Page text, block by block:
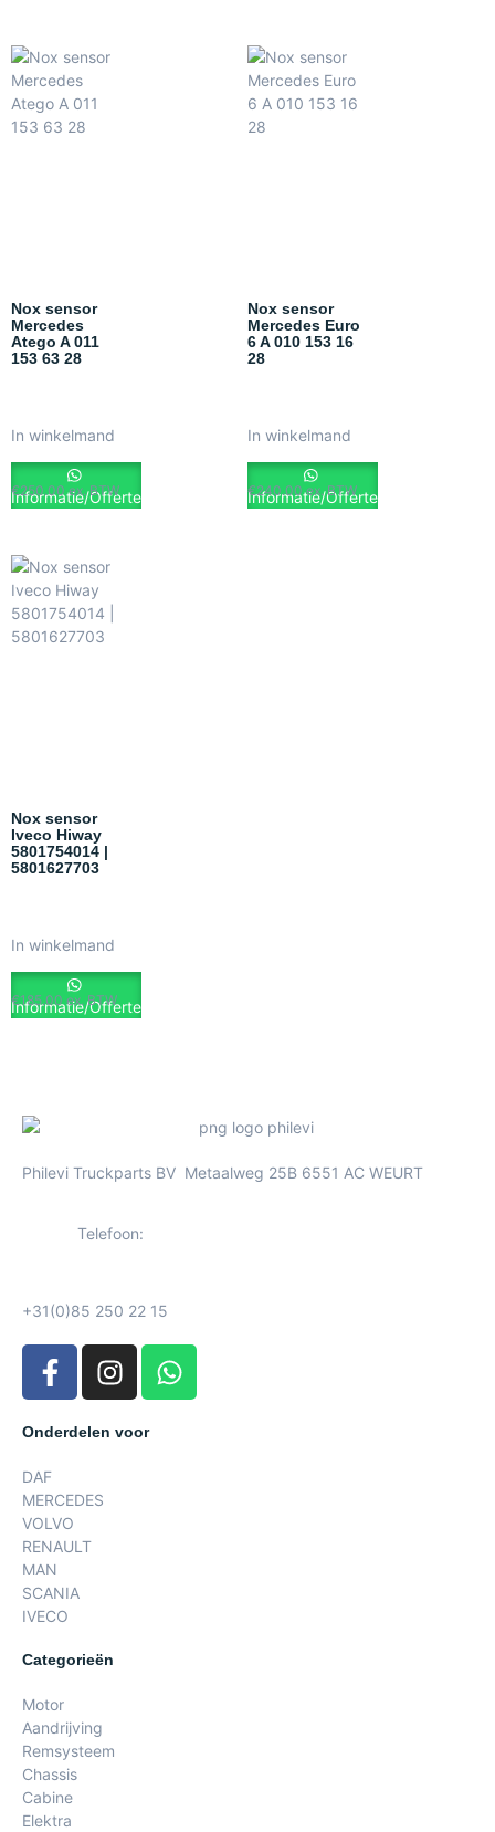
Nox sensor
Mercedes
Atego A 011
153 63 28
€250.00 ex. BTW
In winkelmand
Informatie/Offerte
Nox sensor
Mercedes Euro
6 A 010 153 16
28
€240.00 ex. BTW
In winkelmand
Informatie/Offerte
Nox sensor
Iveco Hiway
5801754014 |
5801627703
€185.00 ex. BTW
In winkelmand
Informatie/Offerte
Philevi Truckparts BV Metaalweg 25B 6551 AC WEURT
Telefoon:
+31(0)85 250 22 15
Onderdelen voor
DAF
MERCEDES
VOLVO
RENAULT
MAN
SCANIA
IVECO
Categorieën
Motor
Aandrijving
Remsysteem
Chassis
Cabine
Elektra